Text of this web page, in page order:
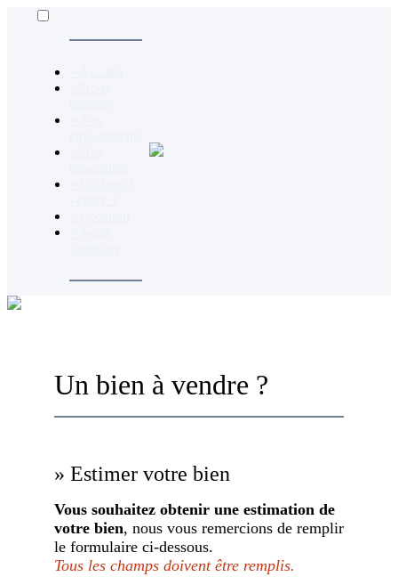
Un bien à vendre ?
» Estimer votre bien
Vous souhaitez obtenir une estimation de
votre bien, nous vous remercions de remplir
le formulaire ci-dessous.
Tous les champs doivent être remplis.